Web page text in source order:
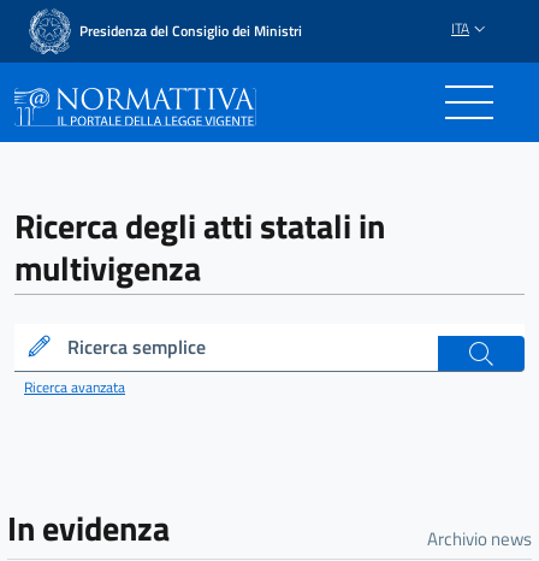
Presidenza del Consiglio dei Ministri ITA
Normattiva - Il portale
Ricerca degli atti statali in
multivigenza
Ricerca semplice cerca
Ricerca avanzata
Archivio news
In evidenza